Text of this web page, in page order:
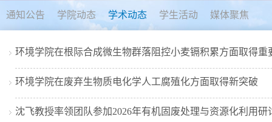
通知公告 学院动态 学术动态 学生活动 媒体聚焦
环境学院在根际合成微生物群落阻控小麦镉积累方面取得重
环境学院在废弃生物质电化学人工腐殖化方面取得新突破
沈飞教授率领团队参加2026年有机固废处理与资源化利用研